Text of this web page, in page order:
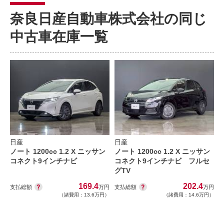
奈良日産自動車株式会社の同じ
中古車在庫一覧
日産
ノート 1200cc 1.2 X ニッサン
コネクト9インチナビ
支払総額 169.4万円
（諸費用：13.6万円）
日産
ノート 1200cc 1.2 X ニッサン
コネクト9インチナビ フルセ
グTV
支払総額 202.4万円
（諸費用：14.6万円）